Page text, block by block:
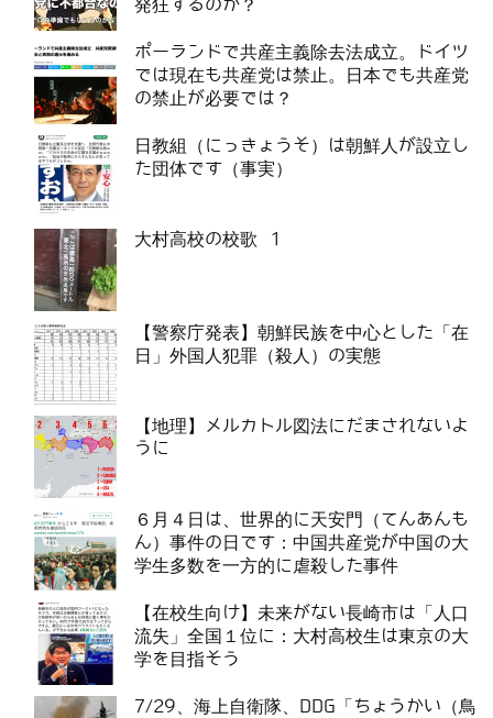
発狂するのか？
ポーランドで共産主義除去法成立。ドイツ
では現在も共産党は禁止。日本でも共産党
の禁止が必要では？
日教組（にっきょうそ）は朝鮮人が設立し
た団体です（事実）
大村高校の校歌 1
【警察庁発表】朝鮮民族を中心とした「在
日」外国人犯罪（殺人）の実態
【地理】メルカトル図法にだまされないよ
うに
６月４日は、世界的に天安門（てんあんも
ん）事件の日です：中国共産党が中国の大
学生多数を一方的に虐殺した事件
【在校生向け】未来がない長崎市は「人口
流失」全国１位に：大村高校生は東京の大
学を目指そう
7/29、海上自衛隊、DDG「ちょうかい（鳥